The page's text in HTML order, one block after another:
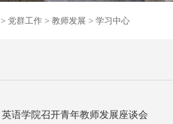
> 党群工作 > 教师发展 > 学习中心
英语学院召开青年教师发展座谈会